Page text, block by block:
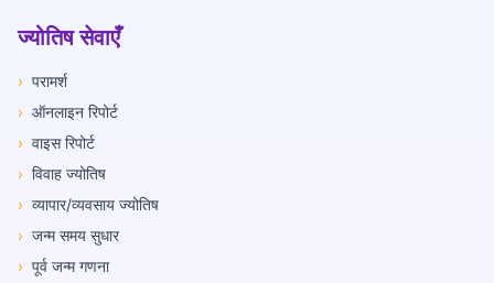
ज्योतिष सेवाएँ
› परामर्श
› ऑनलाइन रिपोर्ट
› वाइस रिपोर्ट
› विवाह ज्योतिष
› व्यापार/व्यवसाय ज्योतिष
› जन्म समय सुधार
› पूर्व जन्म गणना